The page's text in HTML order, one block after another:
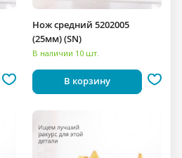
Нож средний 5202005
(25мм) (SN)
В наличии 10 шт.
В корзину